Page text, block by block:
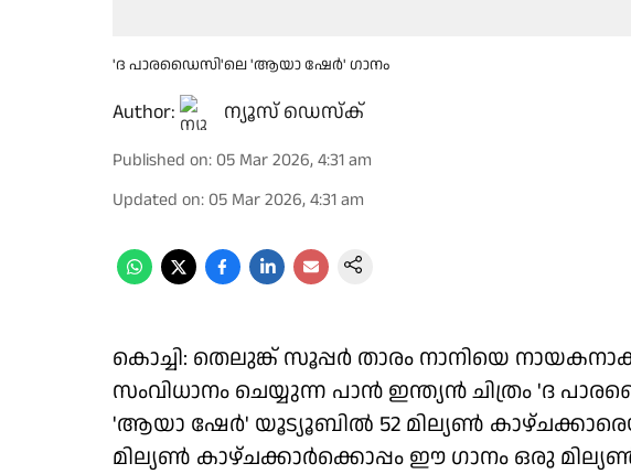
'ദ പാരഡൈസി'ലെ 'ആയാ ഷേർ' ഗാനം
Author: ന്യൂസ് ഡെസ്ക്
Published on: 05 Mar 2026, 4:31 am
Updated on: 05 Mar 2026, 4:31 am
കൊച്ചി: തെലുങ്ക് സൂപ്പർ താരം നാനിയെ
സംവിധാനം ചെയ്യുന്ന പാൻ ഇന്ത്യൻ ചിത്രം 'ദ
'ആയാ ഷേർ' യൂട്യൂബിൽ 52 മില്യൺ
മില്യൺ കാഴ്ചക്കാർക്കൊപ്പം ഈ ഗാനം ഒരു